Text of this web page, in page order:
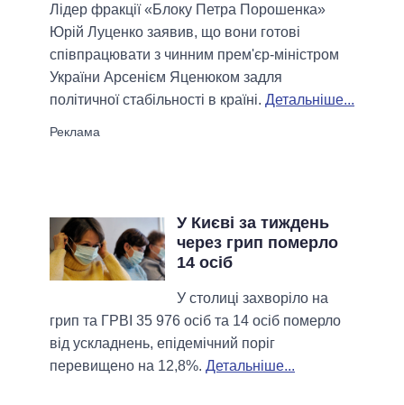
Лідер фракції «Блоку Петра Порошенка»
Юрій Луценко заявив, що вони готові
співпрацювати з чинним прем'єр-міністром
України Арсенієм Яценюком задля
політичної стабільності в країні. Детальніше...
У Києві за тиждень
через грип померло
14 осіб
У столиці захворіло на
грип та ГРВІ 35 976 осіб та 14 осіб померло
від ускладнень, епідемічний поріг
перевищено на 12,8%. Детальніше...